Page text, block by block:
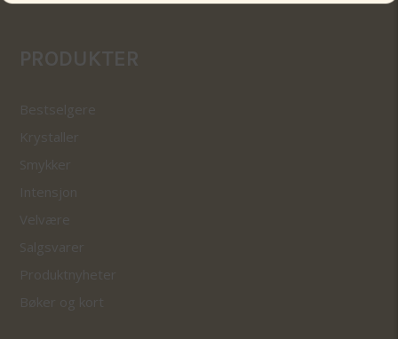
PRODUKTER
Bestselgere
Krystaller
Smykker
Intensjon
Velvære
Salgsvarer
Produktnyheter
Bøker og kort